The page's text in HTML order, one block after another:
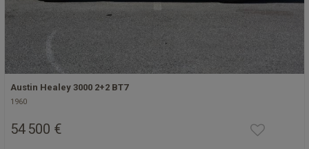
Austin Healey 3000 2+2 BT7
1960
54 500 €